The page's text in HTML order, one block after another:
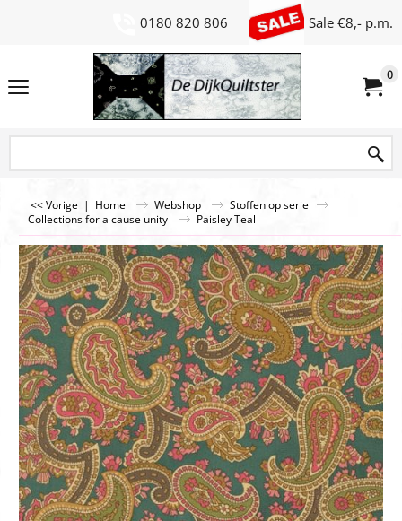
0180 820 806 Sale €8,- p.m.
0
<< Vorige | Home Webshop
Stoffen op serie
Collections for a cause unity
Paisley Teal